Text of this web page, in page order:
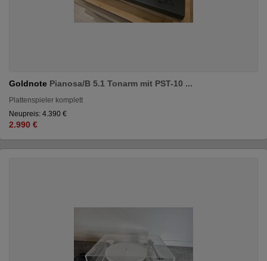
Goldnote Pianosa/B 5.1 Tonarm mit PST-10 ...
Plattenspieler komplett
Neupreis: 4.390 €
2.990 €